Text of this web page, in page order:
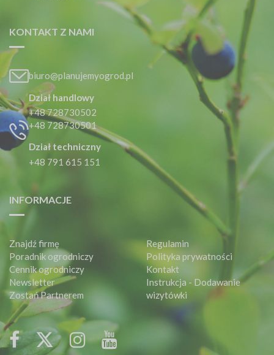
KONTAKT Z NAMI
biuro@planujemyogrod.pl
Dział handlowy
+48 728730502
+48 728730501
Dział techniczny
+48 791 615 151
INFORMACJE
Znajdź firmę
Poradnik ogrodniczy
Cennik ogrodniczy
Newsletter
Zostań Partnerem
Regulamin
Polityka prywatności
Kontakt
Instrukcja - Dodawanie
wizytówki